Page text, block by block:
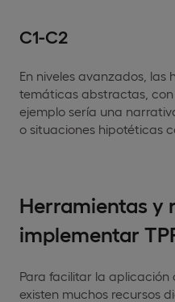
C1-C2
En niveles avanzados, las
temáticas abstractas, con
ejemplo sería una
o situaciones hipotéticas
Herramientas y
implementar
Para facilitar la aplicación
existen muchos recursos